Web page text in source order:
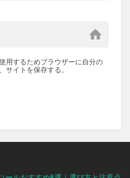
用するためブラウザーに自分の
サイトを保存する。